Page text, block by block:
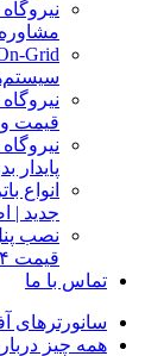
مشاوره
قیمت
پایدار
انواع
جدید |
نصب
قیمت ۱۴۰۴
تماس با ما
سانورترهای
همه چیز